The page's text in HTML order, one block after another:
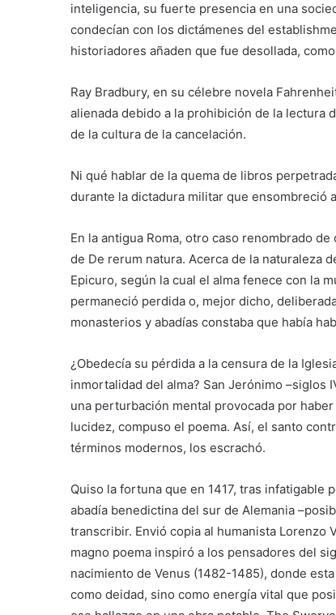
inteligencia, su fuerte presencia en una
condecían con los dictámenes del
historiadores añaden que fue desollada,
Ray Bradbury, en su célebre novela
alienada debido a la prohibición de la lectura
de la cultura de la cancelación.
Ni qué hablar de la quema de libros
durante la dictadura militar que ensombreció
En la antigua Roma, otro caso renombrado
de De rerum natura. Acerca de la naturaleza
Epicuro, según la cual el alma fenece con la
permaneció perdida o, mejor dicho,
monasterios y abadías constaba que había
¿Obedecía su pérdida a la censura de la
inmortalidad del alma? San Jerónimo –siglos
una perturbación mental provocada por
lucidez, compuso el poema. Así, el santo
términos modernos, los escrachó.
Quiso la fortuna que en 1417, tras
abadía benedictina del sur de Alemania
transcribir. Envió copia al humanista Lorenzo
magno poema inspiró a los pensadores del
nacimiento de Venus (1482-1485), donde
como deidad, sino como energía vital que